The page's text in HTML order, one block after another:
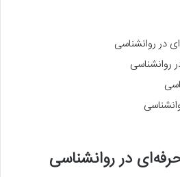
در روانشناسی
روانشناسی
در روانشناسی